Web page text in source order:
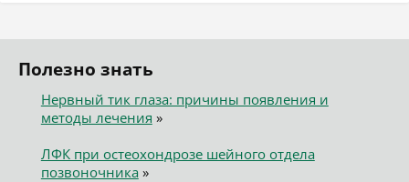
Полезно знать
Нервный тик глаза: причины появления и
методы лечения »
ЛФК при остеохондрозе шейного отдела
позвоночника»